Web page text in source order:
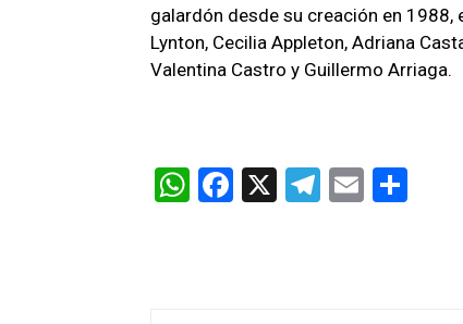
galardón desde su creación en 1988,
Lynton, Cecilia Appleton, Adriana
Valentina Castro y Guillermo Arriaga.
W F
X
T
E